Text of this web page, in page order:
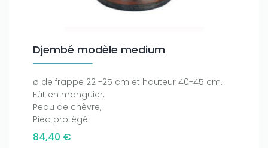
Djembé modèle medium
ø de frappe 22 -25 cm et hauteur 40-45 cm.
Fût en manguier,
Peau de chèvre,
Pied protégé.
84,40 €